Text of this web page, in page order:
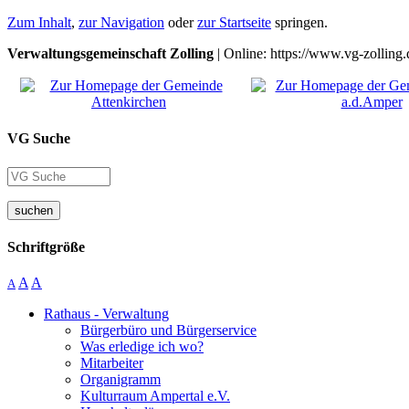
Zum Inhalt, zur Navigation oderzur Startseite springen.
Verwaltungsgemeinschaft Zolling | Online: https://www.vg-
VG Suche
suchen
Schriftgröße
A A A
Rathaus - Verwaltung
Bürgerbüro und Bürgerservice
Was erledige ich wo?
Mitarbeiter
Organigramm
Kulturraum Ampertal e.V.